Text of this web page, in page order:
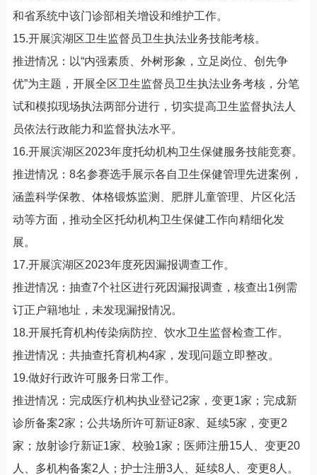
和省系统中该门诊部相关增设和维护工作。
15.开展滨湖区卫生监督员卫生执法业务技能考核。
推进情况：以“内强素质、外树形象，立足岗位、创先争
优”为主题，开展全区卫生监督员卫生执法业务考核，分笔
试和模拟现场执法两部分进行，切实提高卫生监督执法人
员依法行政能力和监督执法水平。
16.开展滨湖区2023年度托幼机构卫生保健服务技能竞赛。
推进情况：8名参赛选手展示各自卫生保健管理先进案例，
涵盖科学保教、体格锻炼监测、肥胖儿童管理、片区化活
动等方面，推动全区托幼机构卫生保健工作向精细化发
展。
17.开展滨湖区2023年度死因漏报调查工作。
推进情况：抽查7个社区进行死因漏报调查，核查出1例需
订正户籍地址，未发现漏报情况。
18.开展托育机构传染病防控、饮水卫生监督检查工作。
推进情况：共抽查托育机构4家，发现问题立即整改。
19.做好行政许可服务日常工作。
推进情况：完成医疗机构执业登记2家，变更1家；完成新
诊所备案2家；公共场所许可新证8家、延续5家，变更2
家；放射诊疗新证1家、校验1家；医师注册15人、变更20
人、多机构备案2人；护士注册3人、延续8人、变更8人。